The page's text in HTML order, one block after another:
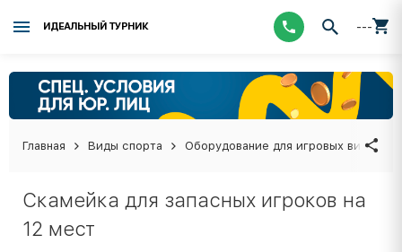
ИДЕАЛЬНЫЙ ТУРНИК ---
Главная Виды спорта Оборудование для игровых видов
Скамейка для запасных игроков на
12 мест